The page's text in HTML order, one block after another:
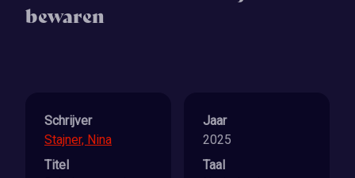
bewaren
Schrijver
Stajner, Nina
Titel
Jaar
2025
Taal